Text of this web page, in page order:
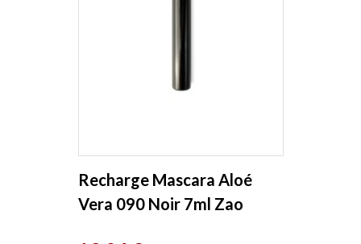
Recharge Mascara Aloé
Vera 090 Noir 7ml Zao